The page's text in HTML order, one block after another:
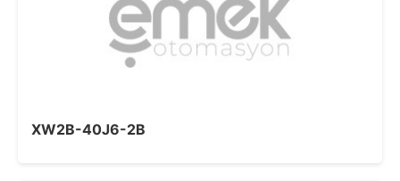
XW2B-40J6-2B